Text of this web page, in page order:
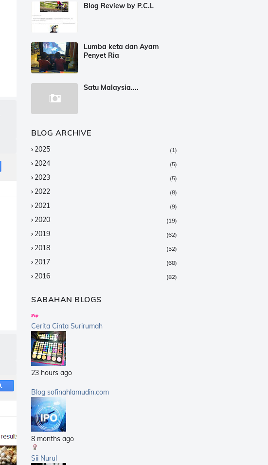
Blog Review by P.C.L
Lumba keta dan Ayam
Penyet Ria
Satu Malaysia....
BLOG ARCHIVE
2025 (1)
2024 (5)
2023 (5)
2022 (8)
2021 (9)
2020 (19)
2019 (62)
2018 (52)
2017 (68)
2016 (82)
2014
2013
2012
2011
2010
2009
2008
2007
SABAHAN BLOGS
Cerita Cinta Surirumah
23 hours ago
Blog sofinahlamudin.com
8 months ago
Sii Nurul